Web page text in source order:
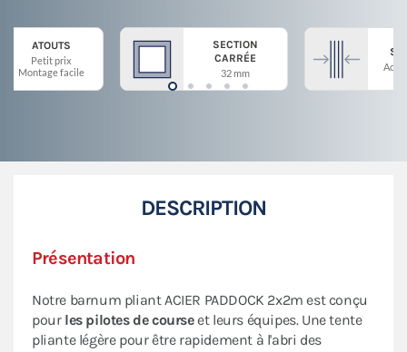
ATOUTS
Petit prix
Montage facile
SECTION
CARRÉE
32 mm
DESCRIPTION
Présentation
Notre barnum pliant ACIER PADDOCK 2x2m est conçu
pour les pilotes de courseet leurs équipes. Une tente
pliante légère pour être rapidement à l'abri des